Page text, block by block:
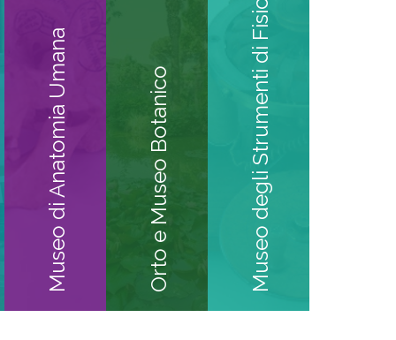
Museo di Anatomia Umana Orto e Museo Botanico Museo degli Strumenti di Fisica